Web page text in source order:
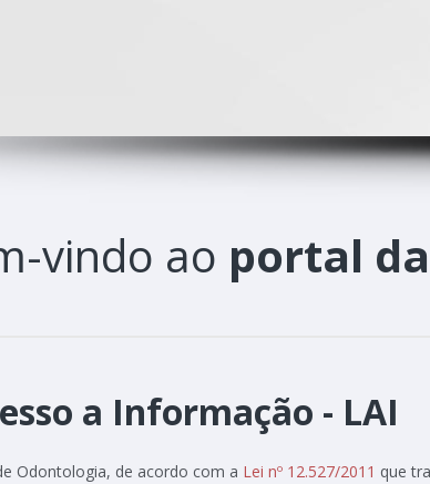
vindo ao portal
a Informação - LAI
Odontologia, de acordo com a Lei nº 12.527/2011 que